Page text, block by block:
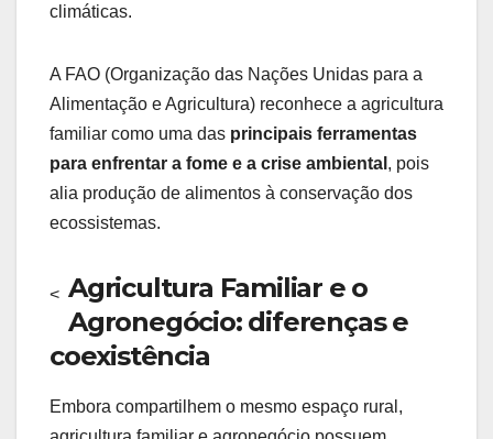
climáticas.
A FAO (Organização das Nações Unidas para a
Alimentação e Agricultura) reconhece a agricultura
familiar como uma das principais ferramentas
para enfrentar a fome e a crise ambiental , pois
alia produção de alimentos à conservação dos
ecossistemas.
< Agricultura Familiar e o
Agronegócio: diferenças e
coexistência
Embora compartilhem o mesmo espaço rural,